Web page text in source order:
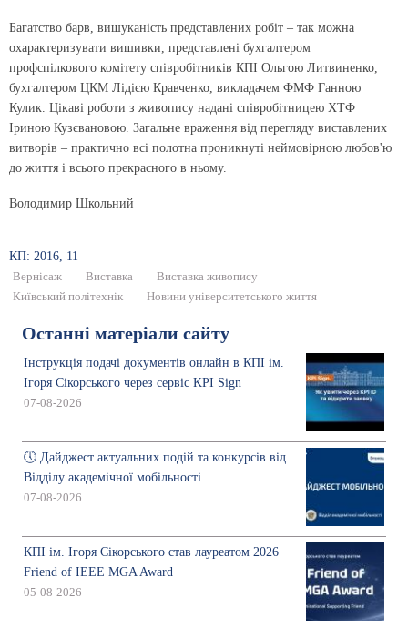
Багатство барв, вишуканість представлених робіт – так можна
охарактеризувати вишивки, представлені бухгалтером
профспілкового комітету співробітників КПІ Ольгою Литвиненко,
бухгалтером ЦКМ Лідією Кравченко, викладачем ФМФ Ганною
Кулик. Цікаві роботи з живопису надані співробітницею ХТФ
Іриною Кузєвановою. Загальне враження від перегляду виставлених
витворів – практично всі полотна проникнуті неймовірною любов'ю
до життя і всього прекрасного в ньому.
Володимир Школьний
КП: 2016, 11
Вернісаж Виставка
Виставка живопису
Київський політехнік
Новини університетського життя
Останні матеріали сайту
Інструкція подачі документів онлайн в КПІ ім.
Ігоря Сікорського через сервіс KPI Sign
07-08-2026
🕔 Дайджест актуальних подій та конкурсів від
Відділу академічної мобільності
07-08-2026
КПІ ім. Ігоря Сікорського став лауреатом 2026
Friend of IEEE MGA Award
05-08-2026